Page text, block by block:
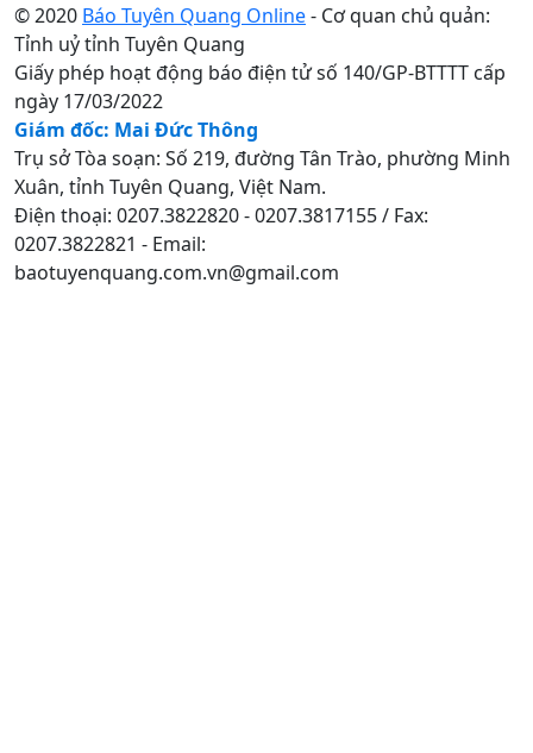
© 2020 Báo Tuyên Quang Online- Cơ quan chủ quản:
Tỉnh uỷ tỉnh Tuyên Quang
Giấy phép hoạt động báo điện tử số 140/GP-BTTTT cấp
ngày 17/03/2022
Giám đốc: Mai Đức Thông
Trụ sở Tòa soạn: Số 219, đường Tân Trào, phường Minh
Xuân, tỉnh Tuyên Quang, Việt Nam.
Điện thoại: 0207.3822820 - 0207.3817155 / Fax:
0207.3822821 - Email:
baotuyenquang.com.vn@gmail.com